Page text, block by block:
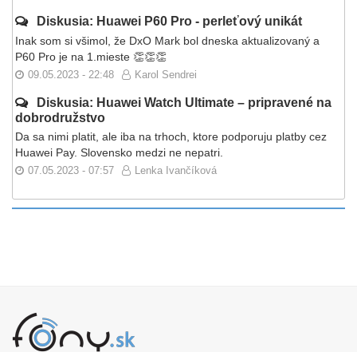
Diskusia: Huawei P60 Pro - perleťový unikát
Inak som si všimol, že DxO Mark bol dneska aktualizovaný a
P60 Pro je na 1.mieste 👏👏👏
09.05.2023 - 22:48 Karol Sendrei
Diskusia: Huawei Watch Ultimate – pripravené na
dobrodružstvo
Da sa nimi platit, ale iba na trhoch, ktore podporuju platby cez
Huawei Pay. Slovensko medzi ne nepatri.
07.05.2023 - 07:57 Lenka Ivančíková